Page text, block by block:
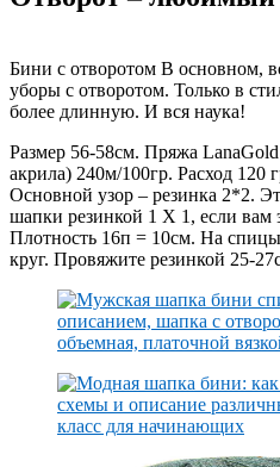
Бини с отворотом В основном,
уборы с отворотом. Только в
более длинную. И вся наука!
Размер 56-58см. Пряжа
акрила) 240м/100гр. Расход
Основной узор – резинка 2*2.
шапки резинкой 1 Х 1, если вам
Плотность 16п = 10см. На
круг. Провяжите резинкой 25-